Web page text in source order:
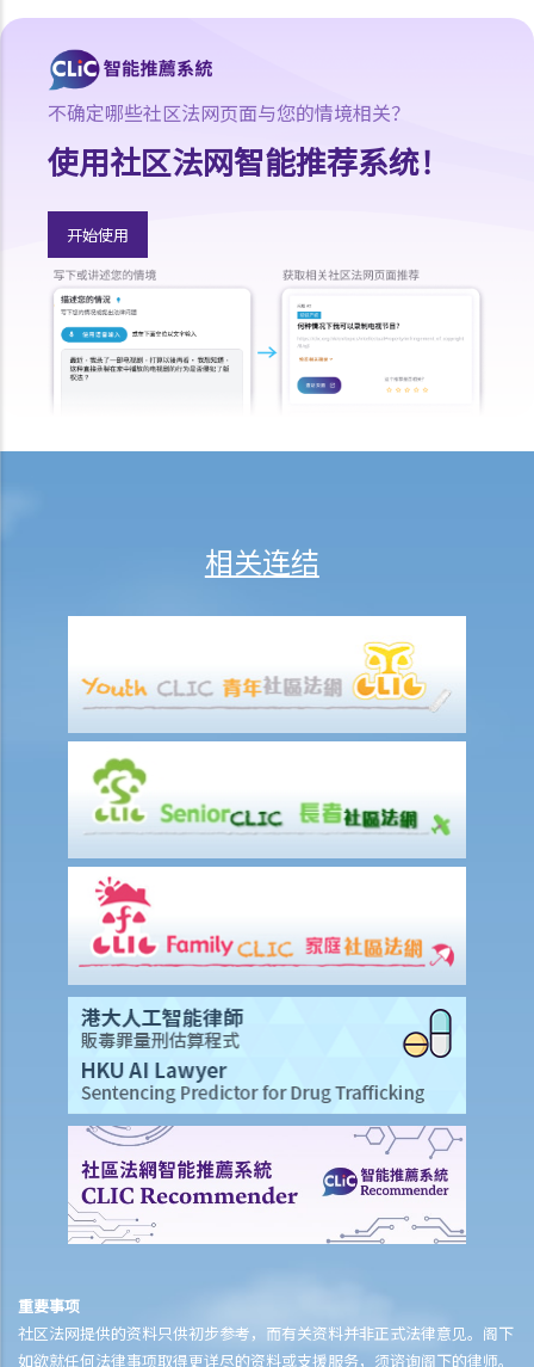
例子？ 除了一笔过赔偿（经算定或未经算定）外，在民事诉讼中是否还
有其他的申索？
11. 哪些民事案件的数据可以公开？ 是否所有证据、文件或证人陈述书
都可供公众查阅？
如何展开民事诉讼
1. 劳资审裁处会处理甚么民事案件？
2. 小额钱债审裁处会处理甚么民事案件？
3. 区域法院会处理甚么民事案件？
4. 高等法院原讼法庭会处理甚么民事案件？
5. 我是否需要聘用律师处理我的案件？若与讼一方是有限公司，情况是
否不同？
1. 法官会否考虑到无律师代表诉讼人在理解法庭程序方面处于不利地
2. 我可以请朋友代表我在法庭上发言吗？
8. 如果我打算在区域法院或高等法院向某人提出诉讼，我应以传讯令状
(writ of summons)还是以原诉传票(originating summons)展开法律程
10. 如何以原诉传票展开民事诉讼？
11. 我能否针对某人展开民事诉讼：(a) 即使该人没有永久地址？(b) 即使
该人通常居于香港以外地区？(c) 即使该人失踨？(d) 即使该人名字不
12. 甚么是状书？ 原告人和被告人在状书的阶段需要送达哪些文件？
13. 草拟一份优秀的状书的基本原则是甚么？
14. 如果原告人由于预期被告人提议和解会作出还价而夸大其申索金
额，会有甚么后果？
15. 我应该在甚么时候提交有关证据？ 我应该将其有关证据附上于申索
陈述书或原诉传票上吗？
如何就民事诉讼作出抗辩
1. 怎样计算将送达认收书送交法院存档的14天时限？
2. 作为被告人，我应否就向我展开的诉讼作抗辩？
3. 如果我决定不作出抗辩，该怎么办？
4. 如果我决定就案件作出抗辩，该怎么办？
5. 如被告人未有提交送达认收书或抗辩书，结果会怎样？
6. 如被告人提交抗辩书（和反申索书），情况会怎样？
7. 如果被告人认为他确实拖欠原告人部份款项，可以怎样做？
负上责任，我应该怎么办？
如何就民事案件的审讯作准备
不确定哪些社区法网页面与您的情境相关？
使用社区法网智能推荐系统！
开始使用
相关连结
重要事项
社区法网提供的资料只供初步参考，而有关资料并非正式法律意见。阁下
如欲就任何法律事项取得更详尽的资料或支援服务，须谘询阁下的律师。